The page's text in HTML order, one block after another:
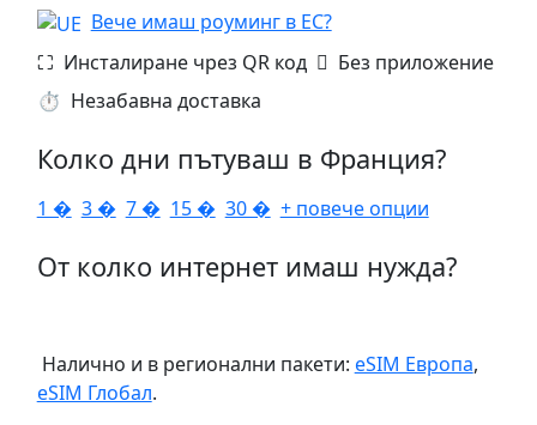
Вече имаш роуминг в ЕС?
⛶️️ Инсталиране чрез QR код ️ Без приложение
⏱️️ Незабавна доставка
Колко дни пътуваш в Франция?
1 � 3 � 7 � 15 � 30 � + повече опции
От колко интернет имаш нужда?
Налично и в регионални пакети: eSIM Европа,
eSIM Глобал.